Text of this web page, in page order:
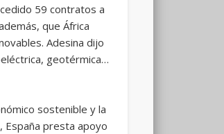
59 contratos a
que África
Adesina dijo
geotérmica…
sostenible y la
España presta apoyo